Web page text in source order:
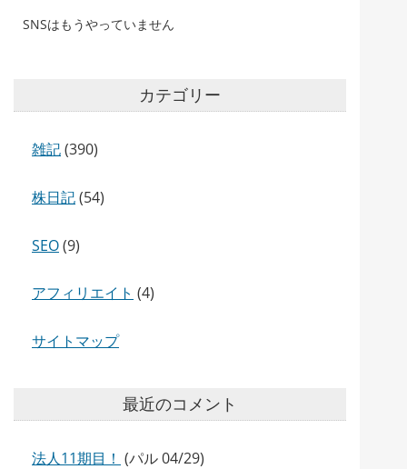
SNSはもうやっていません
カテゴリー
雑記(390)
株日記(54)
SEO(9)
アフィリエイト (4)
サイトマップ
最近のコメント
法人11期目！ (パル 04/29)